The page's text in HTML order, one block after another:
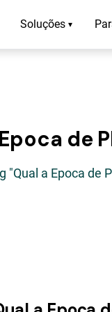
Soluções ▾
de
a Epoca de